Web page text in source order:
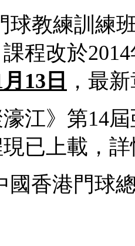
球教練訓練
程改於
13日
，最
濠江》第14
已上載，
香港門球